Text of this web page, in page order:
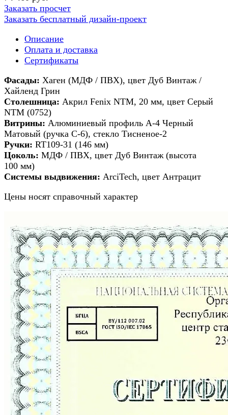
Заказать просчет
Заказать бесплатный дизайн-проект
Описание
Оплата и доставка
Сертификаты
Фасады: Хаген (МДФ / ПВХ), цвет Дуб Винтаж /
Хайленд Грин
Столешница: Акрил Fenix NTM, 20 мм, цвет Серый
NTM (0752)
Витрины: Алюминиевый профиль А-4 Черный
Матовый (ручка С-6), стекло Тисненое-2
Ручки: RT109-31 (146 мм)
Цоколь: МДФ / ПВХ, цвет Дуб Винтаж (высота
100 мм)
Системы выдвижения: ArciTech, цвет Антрацит
Цены носят справочный характер